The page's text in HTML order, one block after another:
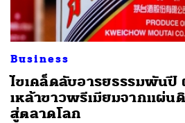
Business
ไขเคล็ดลับอารยธรรมพันปี ผ่
เหล้าขาวพรีเมียมจากแผ่นดิ
สู่ตลาดโลก
ค้นหา
SHARE TWEET